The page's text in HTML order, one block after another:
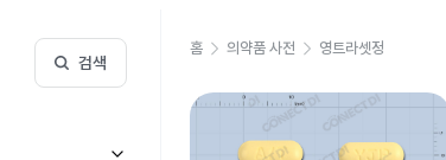
검색
홈 의약품 사전 영트라셋정